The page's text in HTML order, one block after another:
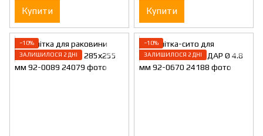
Купити Купити
−10%
ЗАЛИШИЛОСЯ 2 ДНІ
−10%
ЗАЛИШИЛОСЯ 2 ДНІ